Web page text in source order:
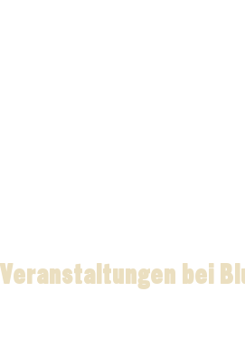
Veranstaltungen bei